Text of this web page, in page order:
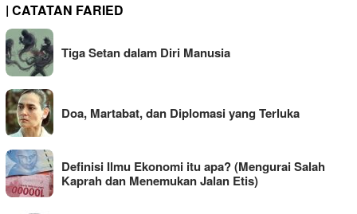
| CATATAN FARIED
Tiga Setan dalam Diri Manusia
Doa, Martabat, dan Diplomasi yang Terluka
Definisi Ilmu Ekonomi itu apa? (Mengurai Salah
Kaprah dan Menemukan Jalan Etis)